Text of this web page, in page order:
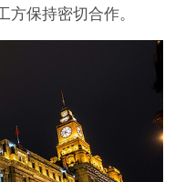
方保持密切合作。